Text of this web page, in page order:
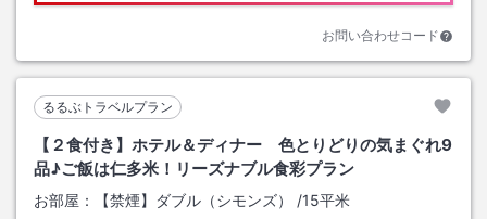
お問い合わせコード
るるぶトラベルプラン
【２食付き】ホテル＆ディナー 色とりどりの気まぐれ9
品♪ご飯は仁多米！リーズナブル食彩プラン
お部屋： 【禁煙】ダブル（シモンズ） /15平米